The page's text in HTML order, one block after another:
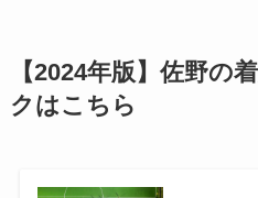
【2024年版】佐野の
クはこちら